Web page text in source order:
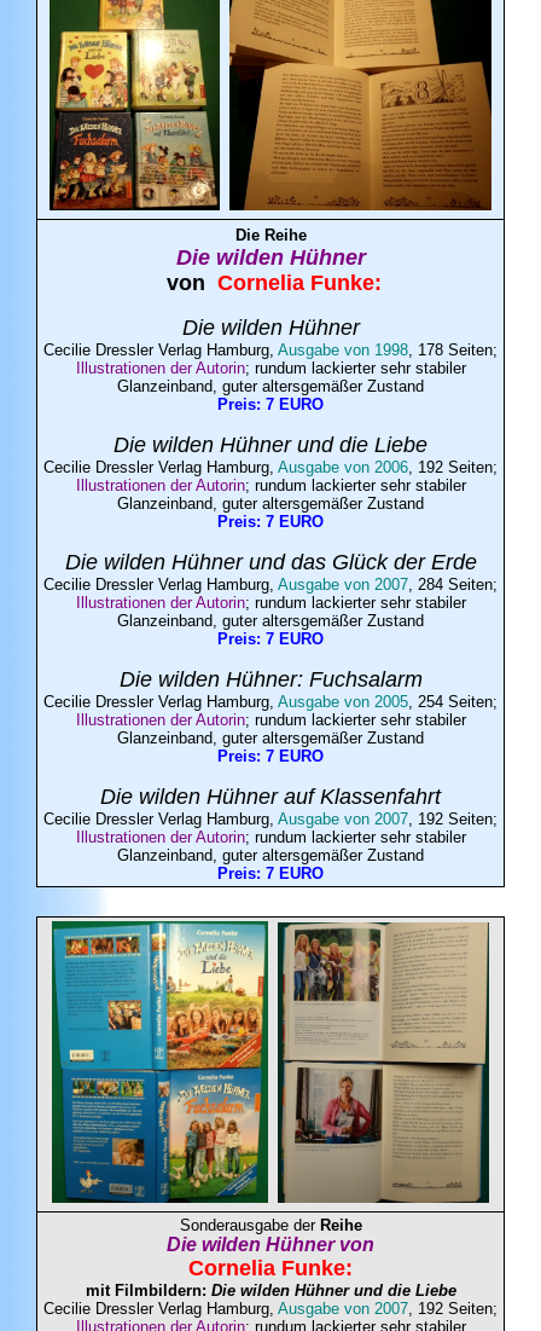
Die Reihe
Die wilden Hühner
von Cornelia Funke:
Die wilden Hühner
Cecilie Dressler Verlag Hamburg, Ausgabe von 1998, 178 Seiten;
Illustrationen der Autorin; rundum lackierter sehr stabiler
Glanzeinband, guter altersgemäßer Zustand
Preis: 7 EURO
Die wilden Hühner und die Liebe
Cecilie Dressler Verlag Hamburg, Ausgabe von 2006, 192 Seiten;
Illustrationen der Autorin; rundum lackierter sehr stabiler
Glanzeinband, guter altersgemäßer Zustand
Preis: 7 EURO
Die wilden Hühner und das Glück der Erde
Cecilie Dressler Verlag Hamburg, Ausgabe von 2007, 284 Seiten;
Illustrationen der Autorin; rundum lackierter sehr stabiler
Glanzeinband, guter altersgemäßer Zustand
Preis: 7 EURO
Die wilden Hühner: Fuchsalarm
Cecilie Dressler Verlag Hamburg, Ausgabe von 2005, 254 Seiten;
Illustrationen der Autorin; rundum lackierter sehr stabiler
Glanzeinband, guter altersgemäßer Zustand
Preis: 7 EURO
Die wilden Hühner auf Klassenfahrt
Cecilie Dressler Verlag Hamburg, Ausgabe von 2007, 192 Seiten;
Illustrationen der Autorin; rundum lackierter sehr stabiler
Glanzeinband, guter altersgemäßer Zustand
Preis: 7 EURO
Sonderausgabe derReihe
Die wilden Hühner von
Cornelia Funke:
mit Filmbildern: Die wilden Hühner und die Liebe
Cecilie Dressler Verlag Hamburg, Ausgabe von 2007, 192 Seiten;
Illustrationen der Autorin; rundum lackierter sehr stabiler